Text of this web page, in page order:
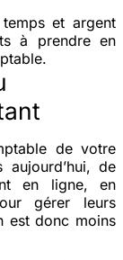
et argent
à prendre en
de votre
de
en ligne, en
gérer leurs
est donc moins